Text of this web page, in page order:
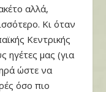
αλλά,
Κι όταν
Κεντρικής
ηγέτες μας (για
ώστε να
όσο πιο